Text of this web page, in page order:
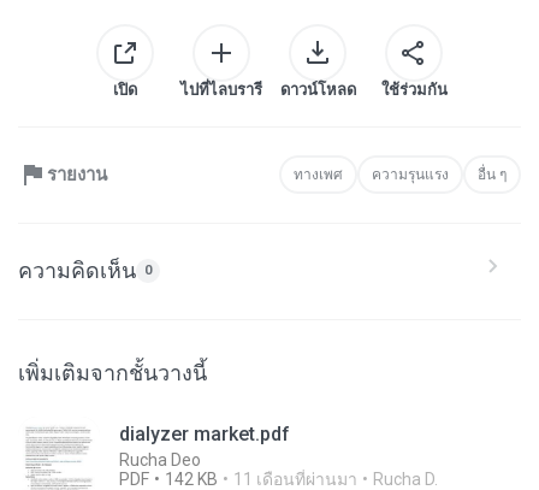
เปิด ไปที่ไลบรารี ดาวน์โหลด ใช้ร่วมกัน
รายงาน ทางเพศ ความรุนแรง อื่น ๆ
ความคิดเห็น 0
เพิ่มเติมจากชั้นวางนี้
dialyzer market.pdf
Rucha Deo
PDF
142 KB 11 เดือนที่ผ่านมา Rucha D.